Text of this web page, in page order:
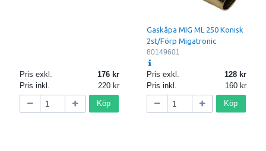
Pris exkl.
176
Pris inkl.
220
Köp
Gaskåpa MIG ML 250 Konisk
2st/Förp Migatronic
80149601
Pris exkl.
128
Pris inkl.
160
Köp